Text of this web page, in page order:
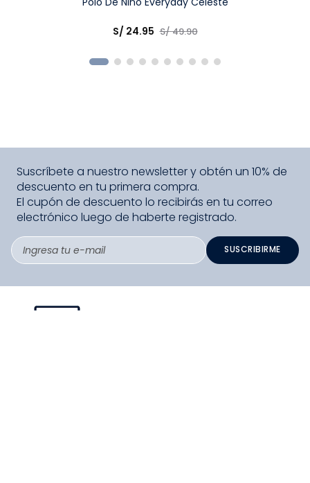
S/ 24.95 S/49.90
Suscríbete a nuestro newsletter y obtén un 10% de
descuento en tu primera compra.
El cupón de descuento lo recibirás en tu correo
electrónico luego de haberte registrado.
SUSCRIBIRME